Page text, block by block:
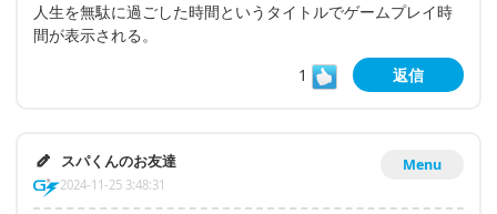
人生を無駄に過ごした時間というタイトルでゲームプレイ時
間が表示される。
1
返信
Menu
スパくんのお友達
2024-11-25 3:48:31